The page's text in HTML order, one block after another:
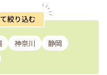
絞り込む
神奈川
静岡